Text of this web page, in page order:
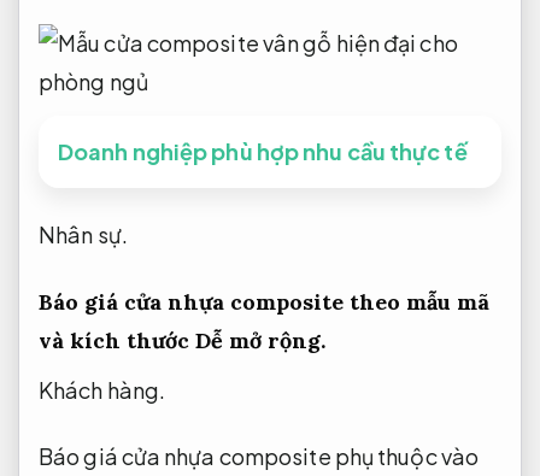
Doanh nghiệp phù hợp nhu cầu thực tế
Nhân sự.
Báo giá cửa nhựa composite theo mẫu mã
và kích thước Dễ mở rộng.
Khách hàng.
Báo giá cửa nhựa composite phụ thuộc vào